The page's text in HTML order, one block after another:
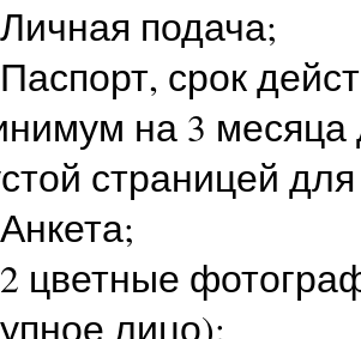
подача;
срок
на 3 месяца
страницей
цветные
лицо);